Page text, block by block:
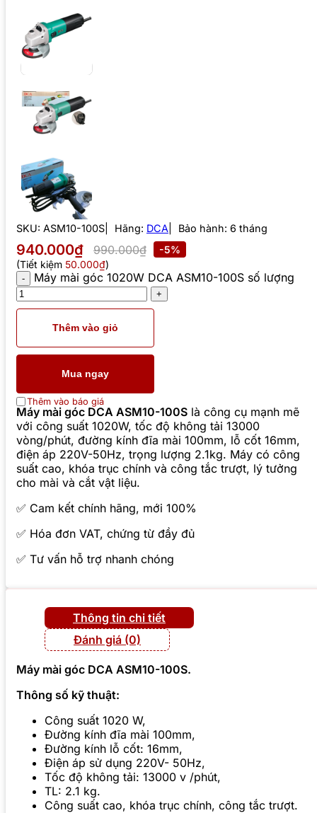
SKU: ASM10-100S Hãng: DCA Bảo hành: 6 tháng
940.000₫ 990.000₫
-5%
(Tiết kiệm 50.000₫)
Máy mài góc 1020W DCA ASM10-100S số lượng
Thêm vào giỏ
Mua ngay
Thêm vào báo giá
Máy mài góc DCA ASM10-100S là công cụ mạnh mẽ
với công suất 1020W, tốc độ không tải 13000
vòng/phút, đường kính đĩa mài 100mm, lỗ cốt 16mm,
điện áp 220V-50Hz, trọng lượng 2.1kg. Máy có công
suất cao, khóa trục chính và công tắc trượt, lý tưởng
cho mài và cắt vật liệu.
✅ Cam kết chính hãng, mới 100%
✅ Hóa đơn VAT, chứng từ đầy đủ
✅ Tư vấn hỗ trợ nhanh chóng
Thông tin chi tiết
Đánh giá (0)
Máy mài góc DCA ASM10-100S.
Thông số kỹ thuật:
Công suất 1020 W,
Đường kính đĩa mài 100mm,
Đường kính lỗ cốt: 16mm,
Điện áp sử dụng 220V- 50Hz,
Tốc độ không tải: 13000 v /phút,
TL: 2.1 kg.
Công suất cao, khóa trục chính, công tắc trượt.